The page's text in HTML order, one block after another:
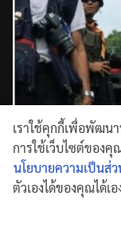
เราใช้คุกกี้เพื่อพัฒน
การใช้เว็บไซต์ของ
นโยบายความเป็นส่
ตัวเองได้ของคุณได้เอ